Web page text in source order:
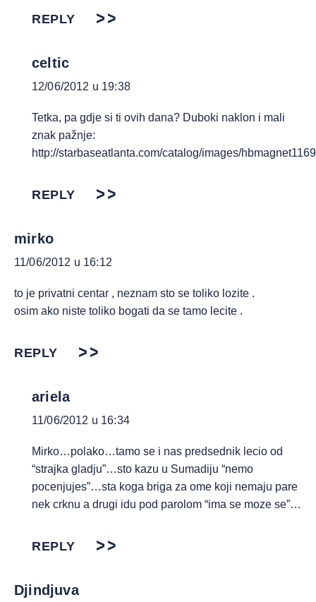
REPLY
celtic
12/06/2012 u 19:38
Tetka, pa gdje si ti ovih dana? Duboki naklon i mali
znak pažnje:
http://starbaseatlanta.com/catalog/images/
REPLY
mirko
11/06/2012 u 16:12
to je privatni centar , neznam sto se toliko lozite .
osim ako niste toliko bogati da se tamo lecite .
REPLY
ariela
11/06/2012 u 16:34
Mirko…polako…tamo se i nas predsednik lecio od
“strajka gladju”…sto kazu u Sumadiju “nemo
pocenjujes”…sta koga briga za ome koji nemaju pare
nek crknu a drugi idu pod parolom “ima se moze se”…
REPLY
Djindjuva